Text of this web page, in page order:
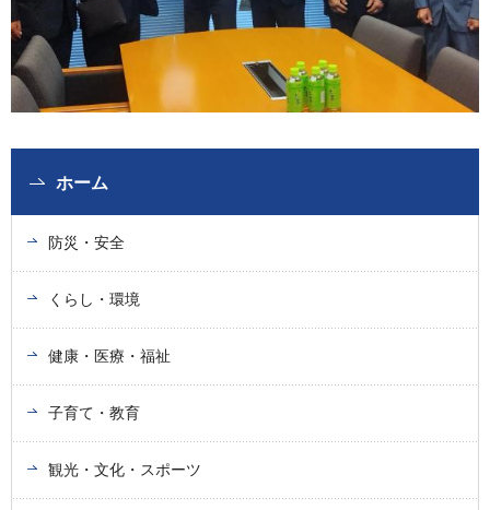
ホーム
防災・安全
くらし・環境
健康・医療・福祉
子育て・教育
観光・文化・スポーツ